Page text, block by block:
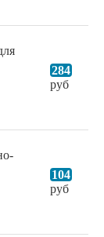
284
руб
104
руб